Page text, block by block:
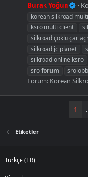
Burak Yoğun
korean silkroad
ksro multi client
silkroad çoklu çar
silkroad jc planet
silkroad online ksro
sroforum
Forum: Korean
1
Etiketler
Türkçe (TR)